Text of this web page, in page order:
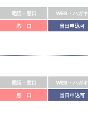
電話・窓口 WEB・ハガキ
窓 口 当日申込可
電話・窓口 WEB・ハガキ
窓 口 当日申込可